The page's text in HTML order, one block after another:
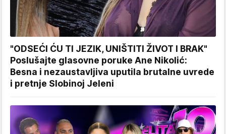
"ODSEĆI ĆU TI JEZIK, UNIŠTITI ŽIVOT I BRAK"
Poslušajte glasovne poruke Ane Nikolić:
Besna i nezaustavljiva uputila brutalne uvrede
i pretnje Slobinoj Jeleni